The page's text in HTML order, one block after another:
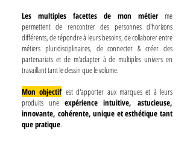
Les multiples facettes de mon métier me
permettent de rencontrer des personnes d'horizons
différents, de répondre à leurs besoins, de collaborer entre
métiers pluridisciplinaires, de connecter & créer des
partenariats et de m'adapter à de multiples univers en
travaillant tant le dessin que le volume.
Mon objectif est d'apporter aux marques et à leurs
produits une expérience intuitive, astucieuse,
innovante, cohérente, unique et esthétique tant
que pratique.